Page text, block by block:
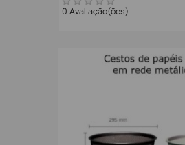
0 Avaliação(ões)